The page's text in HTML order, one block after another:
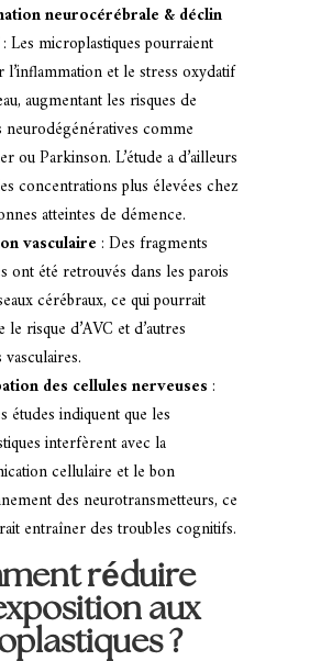
neurocérébrale & déclin
Les microplastiques pourraient
l’inflammation et le stress oxydatif
augmentant les risques de
neurodégénératives comme
ou Parkinson. L’étude a d’ailleurs
concentrations plus élevées chez
atteintes de démence.
vasculaire: Des fragments
ont été retrouvés dans les parois
cérébraux, ce qui pourrait
risque d’AVC et d’autres
des cellules nerveuses:
études indiquent que les
interfèrent avec la
cellulaire et le bon
des neurotransmetteurs, ce
entraîner des troubles cognitifs.
réduire
aux
?